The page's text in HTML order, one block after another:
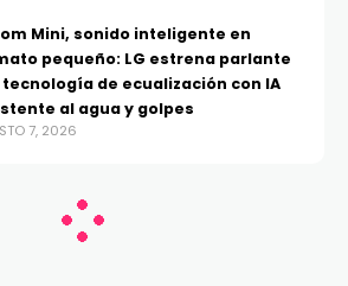
Mini, sonido inteligente en
pequeño: LG estrena parlante
tecnología de ecualización con IA
al agua y golpes
7, 2026